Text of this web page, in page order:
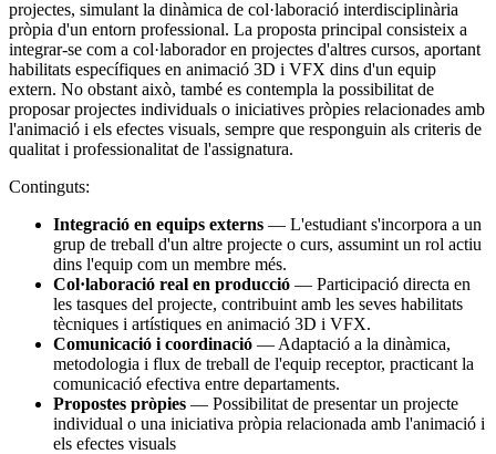
projectes, simulant la dinàmica de col·laboració interdisciplinària
pròpia d'un entorn professional. La proposta principal consisteix a
integrar-se com a col·laborador en projectes d'altres cursos, aportant
habilitats específiques en animació 3D i VFX dins d'un equip
extern. No obstant això, també es contempla la possibilitat de
proposar projectes individuals o iniciatives pròpies relacionades amb
l'animació i els efectes visuals, sempre que responguin als criteris de
qualitat i professionalitat de l'assignatura.
Continguts:
Integració en equips externs — L'estudiant s'incorpora a un
grup de treball d'un altre projecte o curs, assumint un rol actiu
dins l'equip com un membre més.
Col·laboració real en producció — Participació directa en
les tasques del projecte, contribuint amb les seves habilitats
tècniques i artístiques en animació 3D i VFX.
Comunicació i coordinació — Adaptació a la dinàmica,
metodologia i flux de treball de l'equip receptor, practicant la
comunicació efectiva entre departaments.
Propostes pròpies — Possibilitat de presentar un projecte
individual o una iniciativa pròpia relacionada amb l'animació i
els efectes visuals